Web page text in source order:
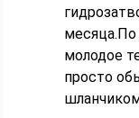
месяца.По
молодое
просто